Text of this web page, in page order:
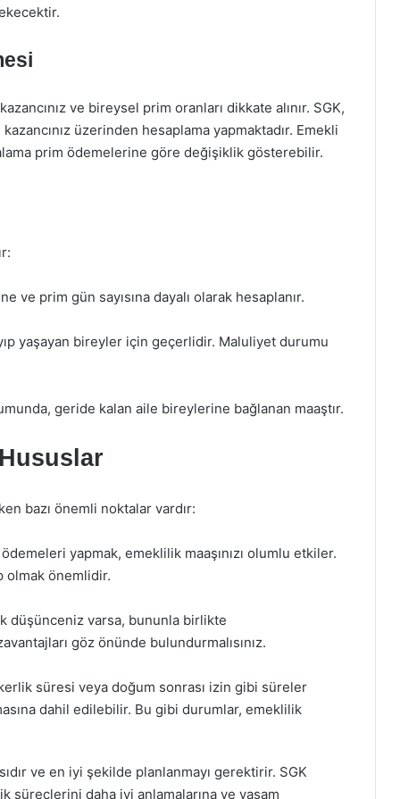
ve bireysel prim oranları dikkate alınır. SGK,
üzerinden hesaplama yapmaktadır. Emekli
prim ödemelerine göre değişiklik gösterebilir.
ve prim gün sayısına dayalı olarak hesaplanır.
yaşayan bireyler için geçerlidir. Maluliyet durumu
geride kalan aile bireylerine bağlanan maaştır.
bazı önemli noktalar vardır:
yapmak, emeklilik maaşınızı olumlu etkiler.
olmak önemlidir.
düşünceniz varsa, bununla birlikte
göz önünde bulundurmalısınız.
süresi veya doğum sonrası izin gibi süreler
dahil edilebilir. Bu gibi durumlar, emeklilik
ve en iyi şekilde planlanmayı gerektirir. SGK
daha iyi anlamalarına ve yaşam